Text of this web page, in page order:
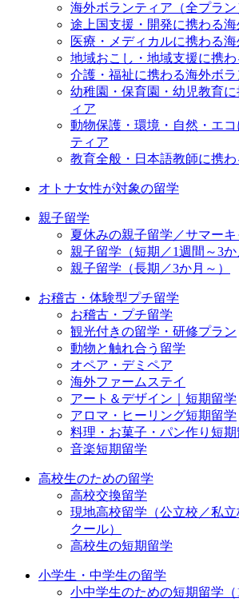
海外ボランティア（全プラン
途上国支援・開発に携わる
医療・メディカルに携わる
地域おこし・地域支援に携
介護・福祉に携わる海外ボ
幼稚園・保育園・幼児教育
ィア
動物保護・環境・自然・エ
ティア
教育全般・日本語教師に携
オトナ女性が対象の留学
親子留学
夏休みの親子留学／サマー
親子留学（短期／1週間～3か
親子留学（長期／3か月～）
お稽古・体験型プチ留学
お稽古・プチ留学
観光付きの留学・研修プラン
動物と触れ合う留学
オペア・デミペア
海外ファームステイ
アート＆デザイン｜短期留学
アロマ・ヒーリング短期留学
料理・お菓子・パン作り短期
音楽短期留学
高校生のための留学
高校交換留学
現地高校留学（公立校／私
クール）
高校生の短期留学
小学生・中学生の留学
小中学生のための短期留学（